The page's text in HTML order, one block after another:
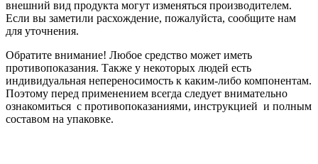
внешний вид продукта могут изменяться производителем.
Если вы заметили расхождение, пожалуйста, сообщите нам
для уточнения.
Обратите внимание! Любое средство может иметь
противопоказания. Также у некоторых людей есть
индивидуальная непереносимость к каким-либо компонентам.
Поэтому перед применением всегда следует внимательно
ознакомиться с противопоказаниями, инструкцией и полным
составом на упаковке.